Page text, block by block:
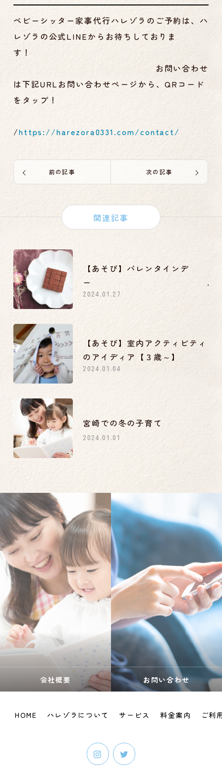
ベビーシッター家事代行ハレゾラのご予約は、ハ
レゾラの公式LINEからお待ちしておりま
す！
お問い合わせ
は下記URLお問い合わせページから、QRコード
をタップ！
/https://harezora0331.com/contact/
前の記事 次の記事
関連記事
【あそび】バレンタインデ
ー
子どもと一緒にチョコ作り【３歳
2024.01.27
【あそび】室内アクティビティ
のアイディア【３歳～】
2024.01.04
宮崎での冬の子育て
2024.01.01
会社概要 お問い合わせ
HOME ハレゾラについて サービス 料金案内 ご利